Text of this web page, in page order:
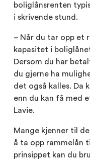
boliglånsrenten
i skrivende stund.
– Når du tar opp et
kapasitet i
Dersom du har
du gjerne ha
det også kalles. Da
enn du kan få med
Lavie.
Mange kjenner til
å ta opp rammelån
prinsippet kan du